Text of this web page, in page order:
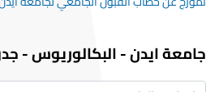
جامعة ايدن-البكالوريوس-